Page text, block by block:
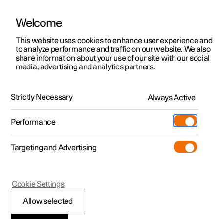
Polestar 2
Polestar 3
Polestar 4
Pre-owned
Shop
Meer
Testrit
Aanbiedingen voor
Testrit
Aanbiedingen voor
Polestar 4 coupé
Ontdek Polestar 4
Testrit
Bekijk onze stockwagens
Aanbiedingen voor
Ontdek Polestar 5
Over pre-owned
Pre-owned aanbiedingen
Aanbiedingen voor particulieren
Aanbiedingen voor
professionelen
Bekijk onze stockwagens
Configureer
Pre-owned
Testrit
Additionals
(Opent in een nieuw venster)
Experiences
Ontmoet ons
Servicepunten
Opladen
Support
HandleidingVideogalerijSoftware-updates
Sleutel
Polestar 2
Afneembaar
Welcome
This website uses cookies to enhance user experience and
to analyze performance and traffic on our website. We also
share information about your use of our site with our social
media, advertising and analytics partners.
Strictly Necessary Always Active
Performance
Targeting and Advertising
Allow selected
Cookie Settings